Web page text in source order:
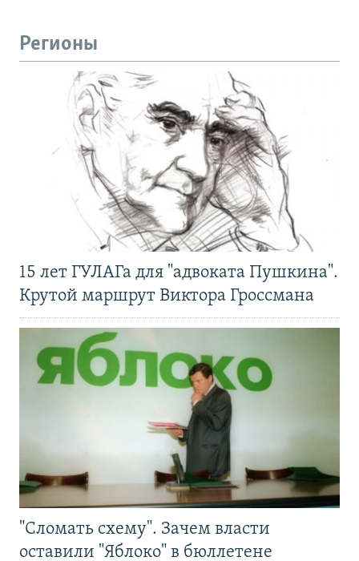
Регионы
15 лет ГУЛАГа для "адвоката Пушкина".
Крутой маршрут Виктора Гроссмана
"Сломать схему". Зачем власти
оставили "Яблоко" в бюллетене